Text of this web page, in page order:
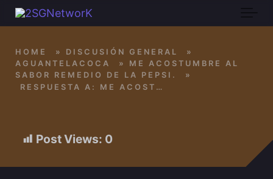
Skip to main content
Post Views: 0
HOME » DISCUSIÓN GENERAL
»
AGUANTELACOCA
»
ME ACOSTUMBRE AL
SABOR REMEDIO DE LA PEPSI.
»
RESPUESTA A: ME ACOSTUMBRE AL SABOR REMEDIO DE LA PEPSI.